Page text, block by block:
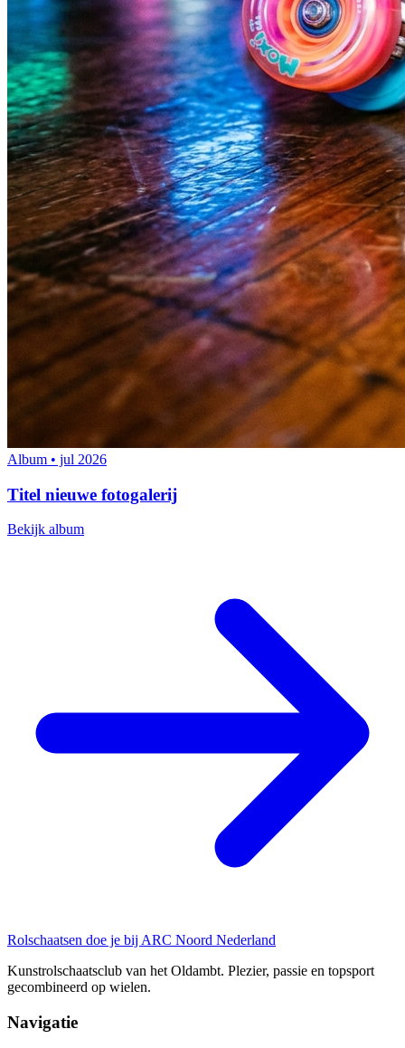
Album • jul 2026
Titel nieuwe fotogalerij
Bekijk album
Rolschaatsen doe je bij ARC Noord Nederland
Kunstrolschaatsclub van het Oldambt. Plezier, passie en topsport
gecombineerd op wielen.
Navigatie